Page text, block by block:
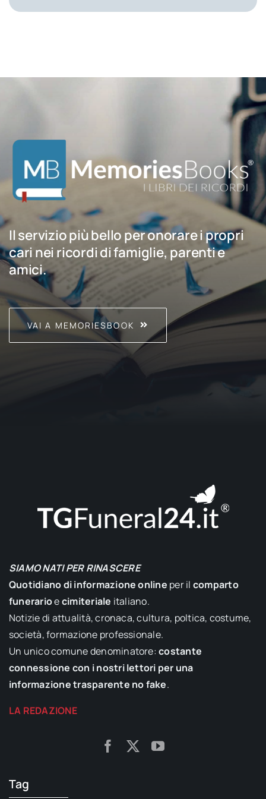
Il servizio più bello per onorare i propri
cari nei ricordi di famiglie, parenti e
amici.
VAI A MEMORIESBOOK
SIAMO NATI PER RINASCERE
Quotidiano di informazione online per il comparto
funerarioecimiteriale italiano.
Notizie di attualità, cronaca, cultura, poltica, costume,
società, formazione professionale.
Un unico comune denominatore:costante
connessione con i nostri lettori per una
informazione trasparente no fake.
LA REDAZIONE
Tag